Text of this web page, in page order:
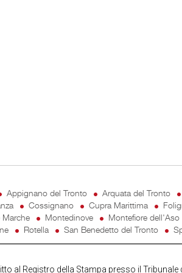
Appignano del Tronto Arquata del Tronto
Cossignano Cupra Marittima
Montedinove Montefiore dell'Aso
Rotella San Benedetto del Tronto
al Registro della Stampa presso il